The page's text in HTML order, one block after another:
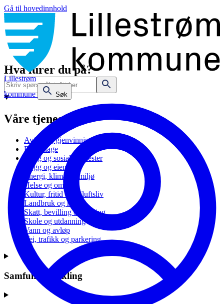
Gå til hovedinnhold
Lillestrøm
kommune
Søk
Hva lurer du på?
Våre tjenester
Avfall og gjenvinning
Barnehage
Bolig og sosiale tjenester
Bygg og eiendom
Energi, klima og miljø
Helse og omsorg
Kultur, fritid og friluftsliv
Landbruk og natur
Skatt, bevilling og næring
Skole og utdanning
Vann og avløp
Vei, trafikk og parkering
Samfunnsutvikling